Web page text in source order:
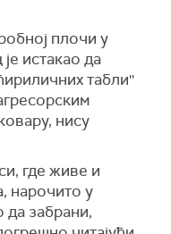
плочи у
истакао да
табли''
нису
где живе и
нарочито у
да забрани,